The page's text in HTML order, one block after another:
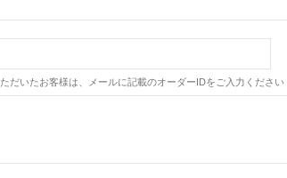
だいたお客様は、メールに記載のオーダーIDをご入力ください